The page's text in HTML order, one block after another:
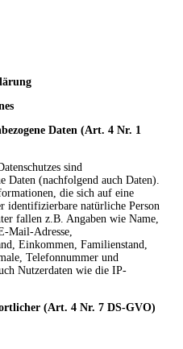
Daten (Art. 4 Nr. 1
sind
Daten (nachfolgend auch Daten).
die sich auf eine
identifizierbare natürliche Person
fallen z.B. Angaben wie Name,
Mail-Adresse,
Einkommen, Familienstand,
Telefonnummer und
Nutzerdaten wie die IP-
(Art. 4 Nr. 7 DS-GVO)